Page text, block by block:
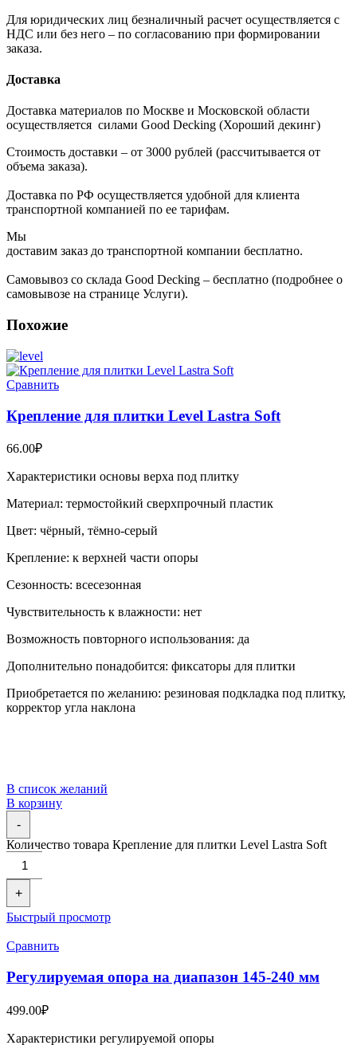
Для юридических лиц безналичный расчет осуществляется с
НДС или без него – по согласованию при формировании
заказа.
Доставка
Доставка материалов по Москве и Московской области
осуществляется силами Good Decking (Хороший декинг)
Стоимость доставки – от 3000 рублей (рассчитывается от
объема заказа).
Доставка по РФ осуществляется удобной для клиента
транспортной компанией по ее тарифам.
Мы
доставим заказ до транспортной компании бесплатно.
Самовывоз со склада Good Decking – бесплатно (подробнее о
самовывозе на странице Услуги).
Похожие
Сравнить
Крепление для плитки Level Lastra Soft
66.00₽
Характеристики основы верха под плитку
Материал: термостойкий сверхпрочный пластик
Цвет: чёрный, тёмно-серый
Крепление: к верхней части опоры
Сезонность: всесезонная
Чувствительность к влажности: нет
Возможность повторного использования: да
Дополнительно понадобится: фиксаторы для плитки
Приобретается по желанию: резиновая подкладка под плитку,
корректор угла наклона
В список желаний
В корзину
-
Количество товара Крепление для плитки Level Lastra Soft
+
Быстрый просмотр
Сравнить
Регулируемая опора на диапазон 145-240 мм
499.00₽
Характеристики регулируемой опоры